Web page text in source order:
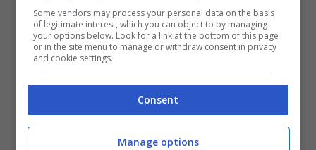
Dior Backstage Face&Body Flash
Perfector Concealer
Some vendors may process your personal data on the basis
of legitimate interest, which you can object to by managing
your options below. Look for a link at the bottom of this page
or in the site menu to manage or withdraw consent in privacy
and cookie settings.
Consent
Manage options